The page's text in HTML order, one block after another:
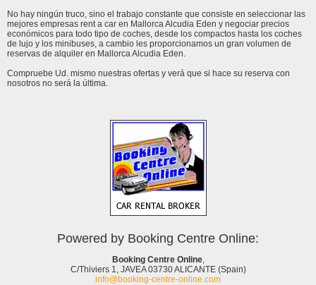
No hay ningún truco, sino el trabajo constante que consiste en seleccionar las
mejores empresas rent a car en Mallorca Alcudia Eden y negociar precios
económicos para todo tipo de coches, desde los compactos hasta los coches
de lujo y los minibuses, a cambio les proporcionamos un gran volumen de
reservas de alquiler en Mallorca Alcudia Eden.
Compruebe Ud. mismo nuestras ofertas y verá que si hace su reserva con
nosotros no será la última.
Powered by Booking Centre Online:
Booking Centre Online,
C/Thiviers 1, JAVEA 03730 ALICANTE (Spain)
info@booking-centre-online.com